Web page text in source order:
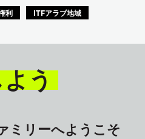
利 ITFアラブ地域
う
ミリーへようこそ